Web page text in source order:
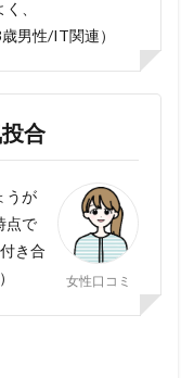
、
男性/IT関連）
合
女性口コミ
うが
点で
き合